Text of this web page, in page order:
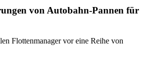
von Autobahn-Pannen für
Flottenmanager vor eine Reihe von